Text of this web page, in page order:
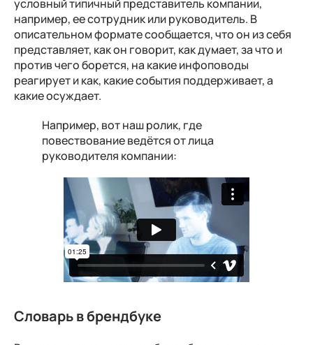
условный типичный представитель компании,
например, ее сотрудник или руководитель. В
описательном формате сообщается, что он из себя
представляет, как он говорит, как думает, за что и
против чего борется, на какие инфоповоды
реагирует и как, какие события поддерживает, а
какие осуждает.
Например, вот наш ролик, где
повествование ведётся от лица
руководителя компании:
Словарь в брендбуке